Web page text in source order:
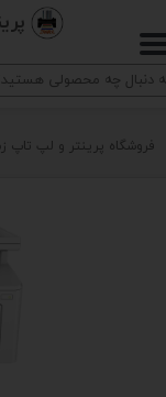
حساب کاربری من
تغییر گذر واژه
سفارشات
فروشگاه پرینتر و لپ تاپ